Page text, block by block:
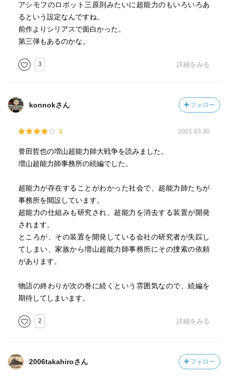
アシモフのロボット三原則みたいに超能力のもいろいろあ
るという設定なんですね。
前作よりシリアスで面白かった。
第三弾もあるのかな。
3 詳細をみる
konnokさん フォロー
4 2021.03.30
誉田哲也の増山超能力師大戦争を読みました。
増山超能力師事務所の続編でした。
超能力が存在することがわかった社会で、超能力師たちが
事務所を開設しています。
超能力の仕組みも研究され、超能力を消去する装置が開発
されます。
ところが、その装置を開発している会社の研究者が失踪し
てしまい、家族から増山超能力師事務所にその捜索の依頼
があります。
物語の終わりが次の巻に続くという雰囲気なので、続編を
期待してしまいます。
2 詳細をみる
2006takahiroさん フォロー